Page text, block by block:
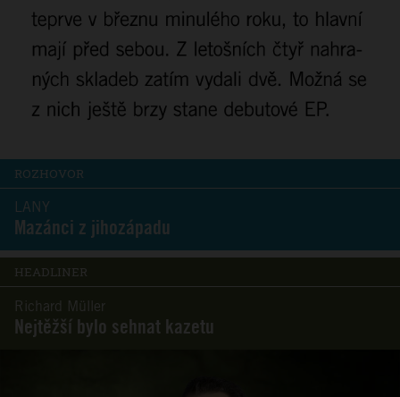
ROZHOVOR
LANY
Mazánci z jihozápadu
HEADLINER
Richard Müller
Nejtěžší bylo sehnat kazetu